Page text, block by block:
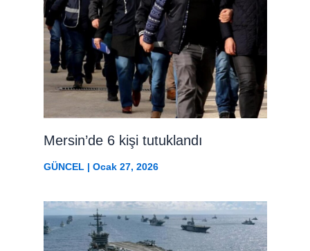
Mersin’de 6 kişi tutuklandı
GÜNCEL| Ocak 27, 2026